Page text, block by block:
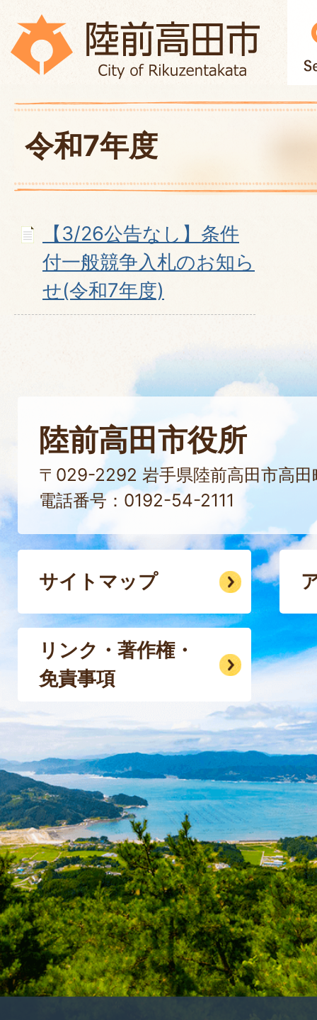
令和7年度
【3/26公告なし】条件
付一般競争入札のお知ら
せ(令和7年度)
陸前高田市役所
〒029-2292 岩手県陸前高田市高田
電話番号：0192-54-2111
サイトマップ
リンク・著作権・
免責事項